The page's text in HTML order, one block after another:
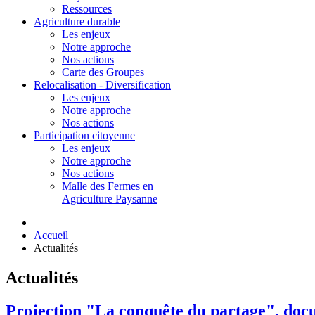
Ressources
Agriculture durable
Les enjeux
Notre approche
Nos actions
Carte des Groupes
Relocalisation - Diversification
Les enjeux
Notre approche
Nos actions
Participation citoyenne
Les enjeux
Notre approche
Nos actions
Malle des Fermes en
Agriculture Paysanne
Accueil
Actualités
Actualités
Projection "La conquête du partage",